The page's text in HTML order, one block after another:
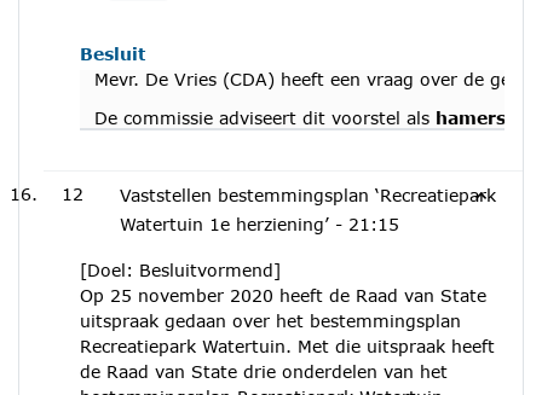
Besluit
Mevr. De Vries (CDA) heeft een vraag over de
De commissie adviseert dit voorstel als hamerstuk
12
Vaststellen bestemmingsplan ‘Recreatiepark
Watertuin 1e herziening’ - 21:15
[Doel: Besluitvormend]
Op 25 november 2020 heeft de Raad van State
uitspraak gedaan over het bestemmingsplan
Recreatiepark Watertuin. Met die uitspraak heeft
de Raad van State drie onderdelen van het